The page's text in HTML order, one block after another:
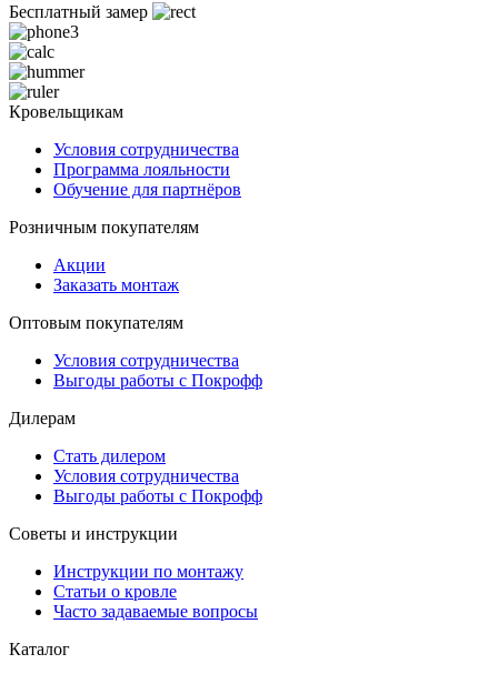
Бесплатный замер
Кровельщикам
Условия сотрудничества
Программа лояльности
Обучение для партнёров
Розничным покупателям
Акции
Заказать монтаж
Оптовым покупателям
Условия сотрудничества
Выгоды работы с Покрофф
Дилерам
Стать дилером
Условия сотрудничества
Выгоды работы с Покрофф
Советы и инструкции
Инструкции по монтажу
Статьи о кровле
Часто задаваемые вопросы
Каталог